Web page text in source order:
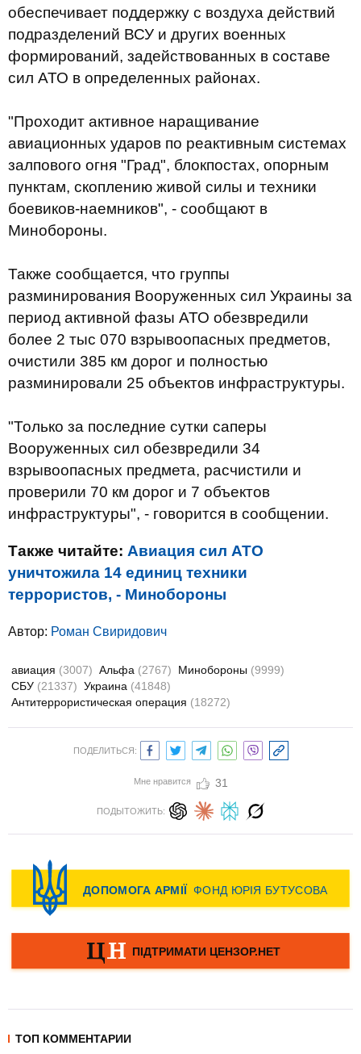
обеспечивает поддержку с воздуха действий
подразделений ВСУ и других военных
формирований, задействованных в составе
сил АТО в определенных районах.
"Проходит активное наращивание
авиационных ударов по реактивным системах
залпового огня "Град", блокпостах, опорным
пунктам, скоплению живой силы и техники
боевиков-наемников", - сообщают в
Минобороны.
Также сообщается, что группы
разминирования Вооруженных сил Украины за
период активной фазы АТО обезвредили
более 2 тыс 070 взрывоопасных предметов,
очистили 385 км дорог и полностью
разминировали 25 объектов инфраструктуры.
"Только за последние сутки саперы
Вооруженных сил обезвредили 34
взрывоопасных предмета, расчистили и
проверили 70 км дорог и 7 объектов
инфраструктуры", - говорится в сообщении.
Также читайте: Авиация сил АТО
уничтожила 14 единиц техники
террористов, - Минобороны
Автор: Роман Свиридович
авиация (3007) Альфа (2767) Минобороны (9999)
СБУ (21337) Украина (41848)
Антитеррористическая операция (18272)
ПОДЕЛИТЬСЯ:
Мне нравится 31
ПОДЫТОЖИТЬ:
ТОП КОММЕНТАРИИ